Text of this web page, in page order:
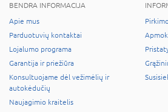
BENDRA INFORMACIJA
Apie mus
Parduotuvių kontaktai
Lojalumo programa
Garantija ir priežiūra
Konsultuojame dėl vežimėlių ir
autokėdučių
Naujagimio kraitelis